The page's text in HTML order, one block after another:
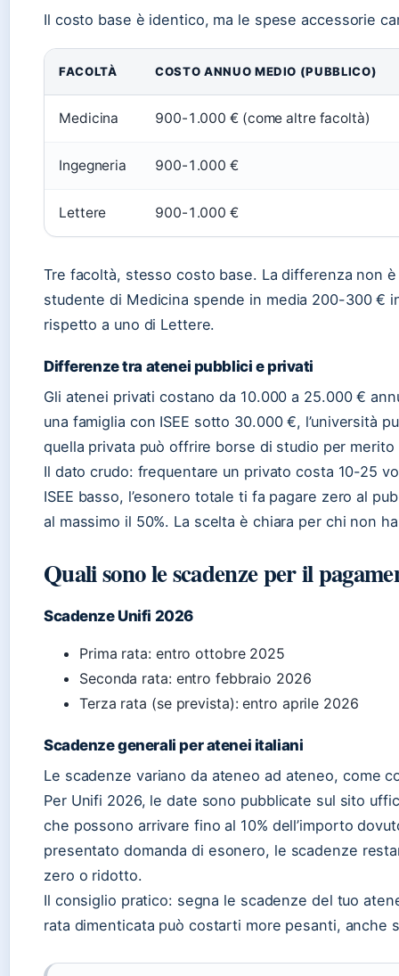
Il costo base è identico, ma le spese accessorie
FACOLTÀ COSTO ANNUO MEDIO (PUBBLICO)
Medicina 900-1.000 € (come altre facoltà)
Ingegneria 900-1.000 €
Lettere 900-1.000 €
Tre facoltà, stesso costo base. La differenza non
studente di Medicina spende in media 200-300 €
rispetto a uno di Lettere.
Differenze tra atenei pubblici e privati
Gli atenei privati costano da 10.000 a 25.000 €
una famiglia con ISEE sotto 30.000 €, l’università
quella privata può offrire borse di studio per
Il dato crudo: frequentare un privato costa 10-25
ISEE basso, l’esonero totale ti fa pagare zero al
al massimo il 50%. La scelta è chiara per chi non
Quali sono le scadenze per il
Scadenze Unifi 2026
Prima rata: entro ottobre 2025
Seconda rata: entro febbraio 2026
Terza rata (se prevista): entro aprile 2026
Scadenze generali per atenei italiani
Le scadenze variano da ateneo ad ateneo, come
Per Unifi 2026, le date sono pubblicate sul sito
che possono arrivare fino al 10% dell’importo
presentato domanda di esonero, le scadenze
zero o ridotto.
Il consiglio pratico: segna le scadenze del tuo
rata dimenticata può costarti more pesanti, anche